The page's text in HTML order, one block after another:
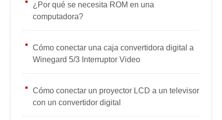
¿Por qué se necesita ROM en una
computadora?
Cómo conectar una caja convertidora digital a
Winegard 5/3 Interruptor Video
Cómo conectar un proyector LCD a un televisor
con un convertidor digital